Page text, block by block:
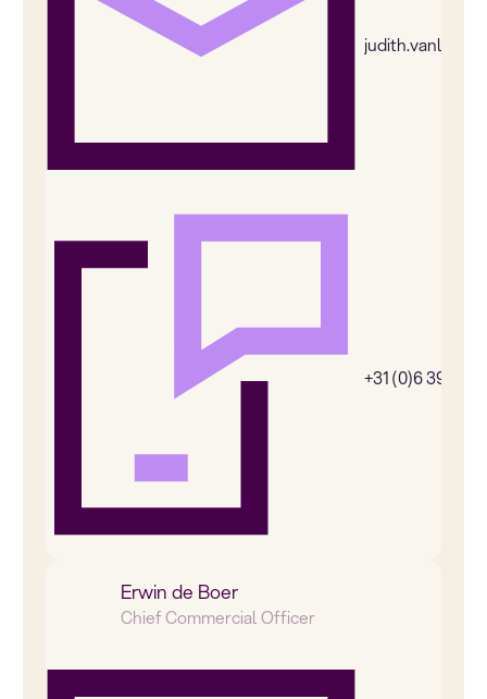
+31 (0)6
Erwin de Boer
Chief Commercial Officer